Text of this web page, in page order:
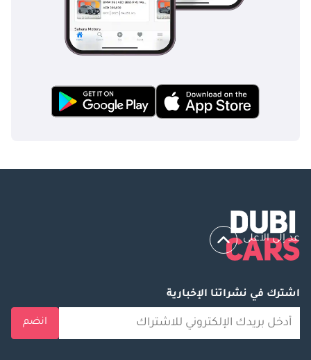
عد إلى الأعلى
اشترك في نشراتنا الإخبارية
انضم